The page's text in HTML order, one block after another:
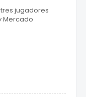
jugadores
Mercado